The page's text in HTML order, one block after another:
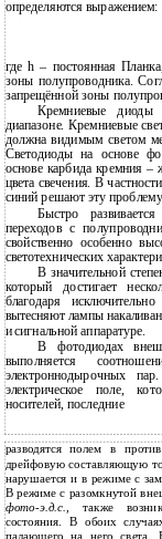
определяются выражением:
где h – постоянная
зоны полупроводника.
запрещённой зоны
Кремниевые диоды
диапазоне. Кремниевые
должна видимым светом
Светодиоды на основе
основе карбида кремния –
цвета свечения. В
синий решают эту
Быстро
переходов с
свойственно особенно
светотехнических
В значительной
который достигает
благодаря
вытесняют лампы
исигнальной аппаратуре.
В
фотодиодах
выполняется
электроннодырочных
электрическое поле,
носителей, последние
разводятся полем в
дрейфовую составляющую
нарушается и в режиме с
В режиме с разомкнутой
фото-э.д.с.
, также
состояния. В обоих
падающего на него света.